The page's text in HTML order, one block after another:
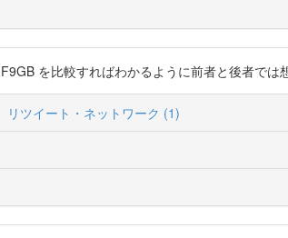
を比較すればわかるように前者と後者では
リツイート・ネットワーク (1)